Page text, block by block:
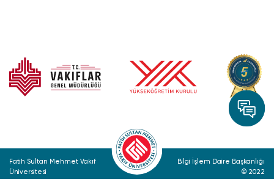
Fatih Sultan Mehmet Vakıf
Üniversitesi
Bilgi İşlem Daire Başkanlığı
© 2022